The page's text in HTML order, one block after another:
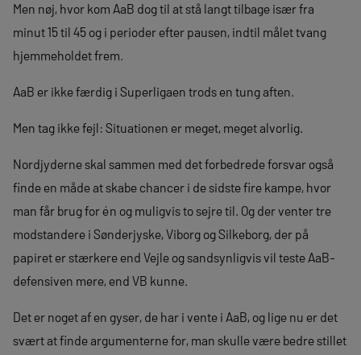
Men nøj, hvor kom AaB dog til at stå langt tilbage især fra
minut 15 til 45 og i perioder efter pausen, indtil målet tvang
hjemmeholdet frem.
AaB er ikke færdig i Superligaen trods en tung aften.
Men tag ikke fejl: Situationen er meget, meget alvorlig.
Nordjyderne skal sammen med det forbedrede forsvar også
finde en måde at skabe chancer i de sidste fire kampe, hvor
man får brug for én og muligvis to sejre til. Og der venter tre
modstandere i Sønderjyske, Viborg og Silkeborg, der på
papiret er stærkere end Vejle og sandsynligvis vil teste AaB-
defensiven mere, end VB kunne.
Det er noget af en gyser, de har i vente i AaB, og lige nu er det
svært at finde argumenterne for, man skulle være bedre stillet